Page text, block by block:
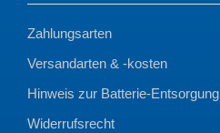
Zahlungsarten
Versandarten & -kosten
Hinweis zur Batterie-Entsorgung
Widerrufsrecht